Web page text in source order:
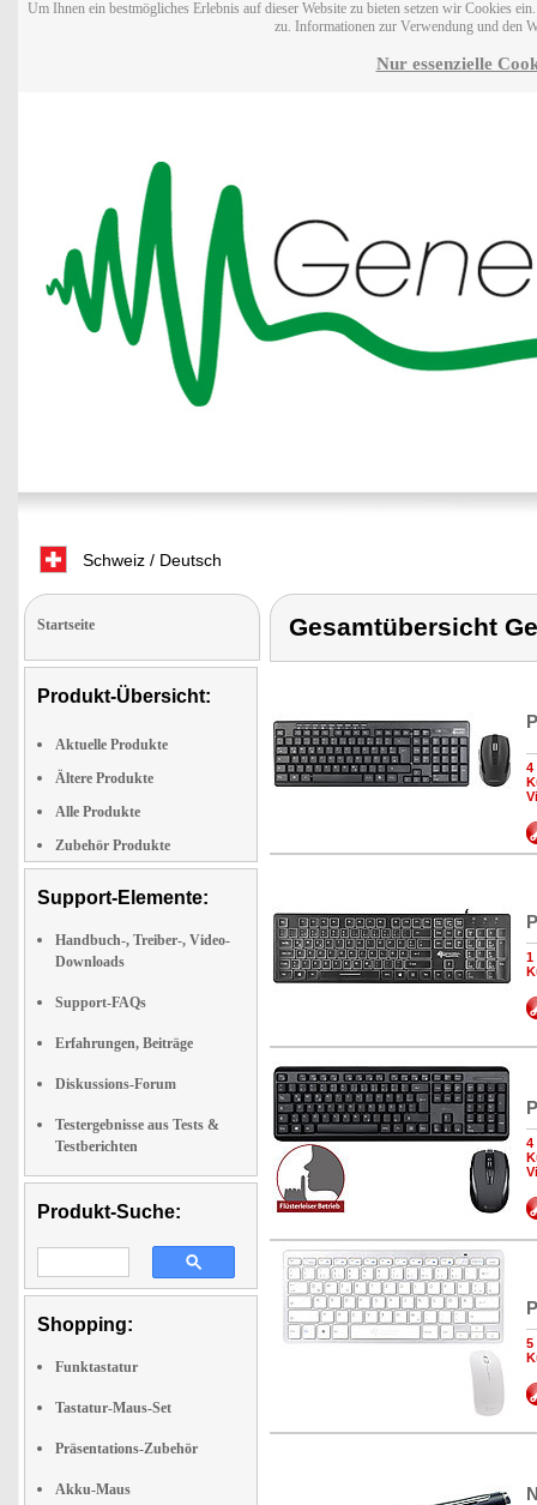
Um Ihnen ein bestmögliches Erlebnis auf dieser Website zu bieten setzen wir Cookies
zu. Informationen zur Verwendung und den
Nur essenzielle
Schweiz / Deutsch
Startseite
Produkt-Übersicht:
Aktuelle Produkte
Ältere Produkte
Alle Produkte
Zubehör Produkte
Support-Elemente:
Handbuch-, Treiber-, Video-
Downloads
Support-FAQs
Erfahrungen, Beiträge
Diskussions-Forum
Testergebnisse aus Tests &
Testberichten
Produkt-Suche:
Shopping:
Funktastatur
Tastatur-Maus-Set
Präsentations-Zubehör
Akku-Maus
Gesamtübersicht
4
1
4
5